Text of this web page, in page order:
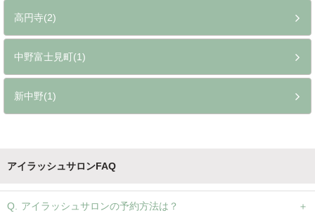
高円寺(2)
中野富士見町(1)
新中野(1)
アイラッシュサロンFAQ
アイラッシュサロンの予約方法は？